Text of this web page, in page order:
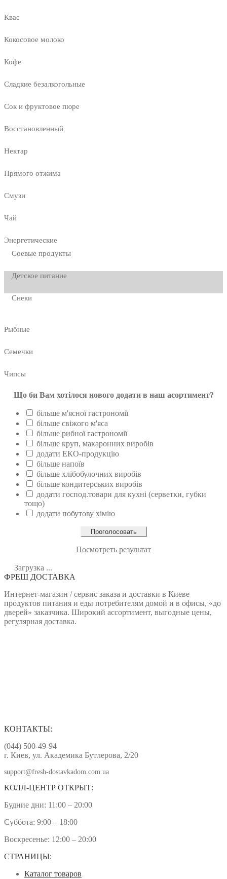
Квас
Кокосовое молоко
Кофе
Сладкие безалкогольные
Сок и фруктовое пюре
Восстановленный
Нектар
Прямого отжима
Смузи
Чай
Энергетические
Соевые продукты
Детское питание
Снеки
Рыбные
Семечки
Чипсы
Що би Вам хотілося нового додати в наш асортимент?
більше м'ясної гастрономії
більше свіжого м'яса
більше рибної гастрономії
більше круп, макаронних виробів
додати ЕКО-продукцію
більше напоїв
більше хлібобулочних виробів
більше кондитерських виробів
додати господ.товари для кухні (серветки, губки
тощо)
додати побутову хімію
Посмотреть результат
Загрузка ...
ФРЕШ ДОСТАВКА
Интернет-магазин / сервис заказа и доставки в Киеве
продуктов питания и еды потребителям домой и в офисы, «до
дверей» заказчика. Широкий ассортимент, выгодные цены,
регулярная доставка.
КОНТАКТЫ:
(044) 500-49-94
г. Киев, ул. Академика Бутлерова, 2/20
support@fresh-dostavkadom.com.ua
КОЛЛ-ЦЕНТР ОТКРЫТ:
Будние дни: 11:00 – 20:00
Суббота: 9:00 – 18:00
Воскресенье: 12:00 – 20:00
СТРАНИЦЫ:
Каталог товаров